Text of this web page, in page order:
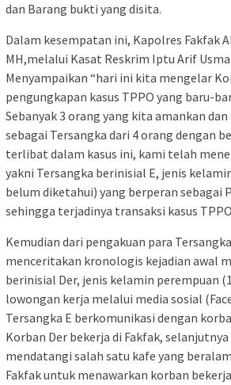
dan Barang bukti yang disita.
Dalam kesempatan ini, Kapolres Fakfak
MH,melalui Kasat Reskrim Iptu Arif
Menyampaikan “hari ini kita mengelar
pengungkapan kasus TPPO yang baru-
Sebanyak 3 orang yang kita amankan
sebagai Tersangka dari 4 orang dengan
terlibat dalam kasus ini, kami telah
yakni Tersangka berinisial E, jenis
belum diketahui) yang berperan sebagai
sehingga terjadinya transaksi kasus
Kemudian dari pengakuan para
menceritakan kronologis kejadian awal
berinisial Der, jenis kelamin perempuan
lowongan kerja melalui media sosial
Tersangka E berkomunikasi dengan
Korban Der bekerja di Fakfak, selanjutnya
mendatangi salah satu kafe yang
Fakfak untuk menawarkan korban